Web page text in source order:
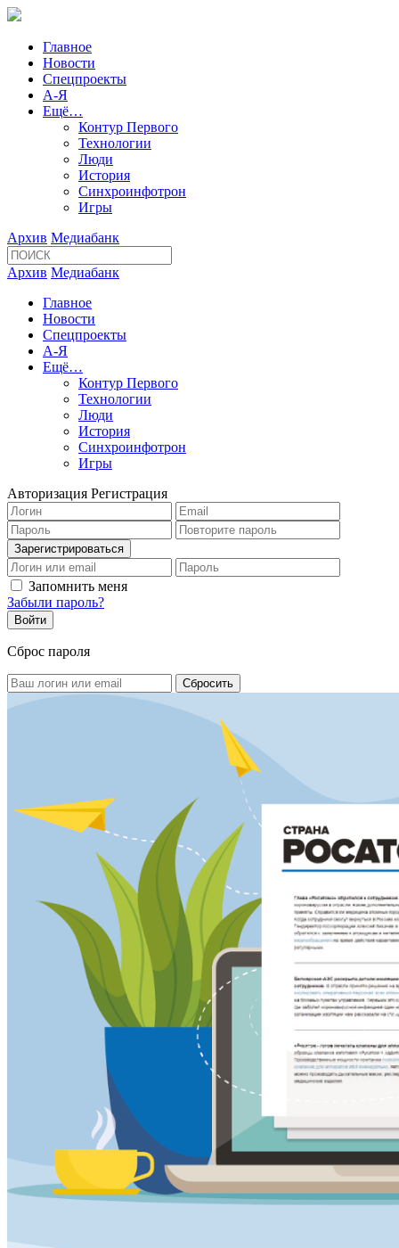
Главное
Новости
Спецпроекты
А-Я
Ещё…
Контур Первого
Технологии
Люди
История
Синхроинфотрон
Игры
Архив Медиабанк
Архив Медиабанк
Главное
Новости
Спецпроекты
А-Я
Ещё…
Контур Первого
Технологии
Люди
История
Синхроинфотрон
Игры
Авторизация Регистрация
Запомнить меня
Забыли пароль?
Сброс пароля